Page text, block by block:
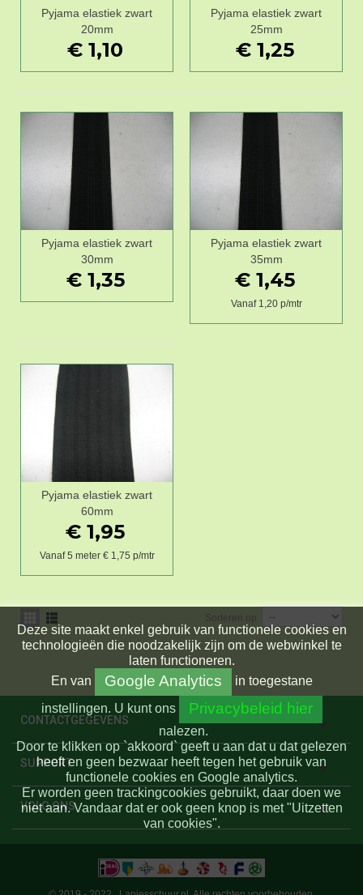
Pyjama elastiek zwart
20mm
€ 1,10
Pyjama elastiek zwart
25mm
€ 1,25
Pyjama elastiek zwart
30mm
€ 1,35
Pyjama elastiek zwart
35mm
€ 1,45
Vanaf 1,20 p/mtr
Pyjama elastiek zwart
60mm
€ 1,95
Vanaf 5 meter € 1,75 p/mtr
Sorteren op
CONTACTGEGEVENS
SUPPORT
VOLG ONS
Deze site maakt enkel gebruik van functionele cookies en
technologieën die noodzakelijk zijn om de webwinkel te
laten functioneren.
En van Google Analytics
in toegestane
instellingen. U kunt ons Privacybeleid hier
nalezen.
Door te klikken op `akkoord` geeft u aan dat u dat gelezen
heeft en geen bezwaar heeft tegen het gebruik van
functionele cookies en Google analytics.
Er worden geen trackingcookies gebruikt, daar doen we
niet aan. Vandaar dat er ook geen knop is met "Uitzetten
van cookies".